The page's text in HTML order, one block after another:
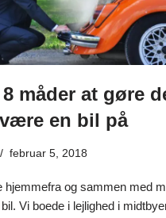
måder at gøre
en bil på
februar 5, 2018
hjemmefra og sammen med
Vi boede i lejlighed i